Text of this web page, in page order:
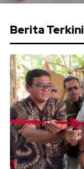
Berita Terkini